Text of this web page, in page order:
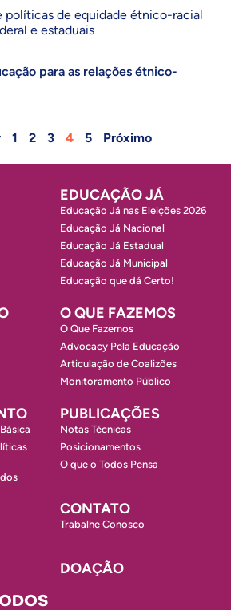
políticas de equidade étnico-racial
e estaduais
para as relações étnico-
1 2 3 4 5 Próximo
EDUCAÇÃO JÁ
Educação Já nas Eleições 2026
Educação Já Nacional
Educação Já Estadual
Educação Já Municipal
Educação que dá Certo!
O QUE FAZEMOS
O Que Fazemos
Advocacy Pela Educação
Articulação de Coalizões
Monitoramento Público
PUBLICAÇÕES
Notas Técnicas
Posicionamentos
O que o Todos Pensa
CONTATO
Trabalhe Conosco
DOAÇÃO